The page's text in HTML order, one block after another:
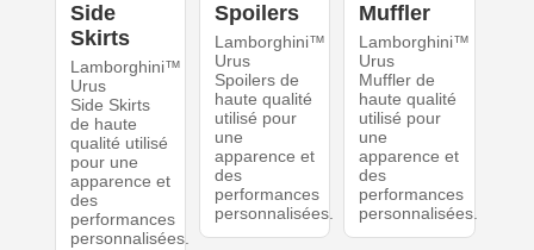
Side
Skirts
Lamborghini™
Urus
Side Skirts
de haute
qualité utilisé
pour une
apparence et
des
performances
personnalisées.
Spoilers
Lamborghini™
Urus
Spoilers de
haute qualité
utilisé pour
une
apparence et
des
performances
personnalisées.
Muffler
Lamborghini™
Urus
Muffler de
haute qualité
utilisé pour
une
apparence et
des
performances
personnalisées.